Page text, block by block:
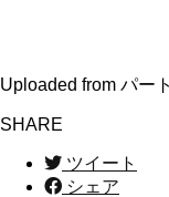
Uploaded from パー
SHARE
ツイート
シェア